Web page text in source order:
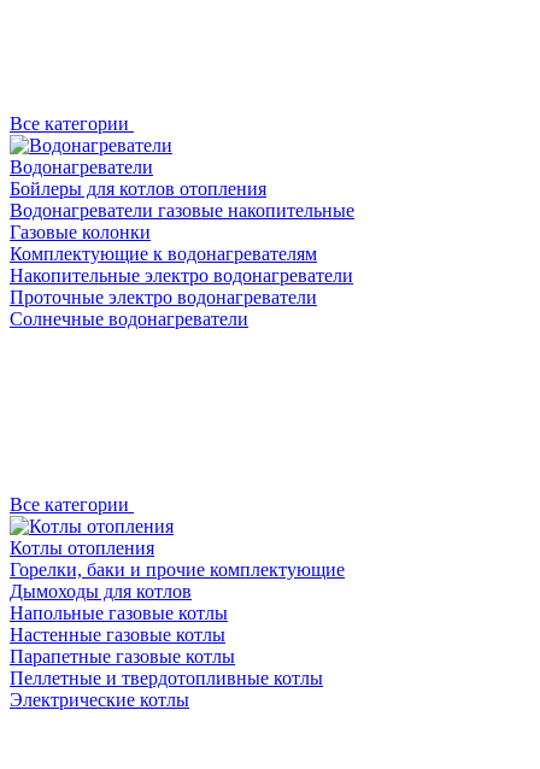
Все категории
Водонагреватели
Бойлеры для котлов отопления
Водонагреватели газовые накопительные
Газовые колонки
Комплектующие к водонагревателям
Накопительные электро водонагреватели
Проточные электро водонагреватели
Солнечные водонагреватели
Все категории
Котлы отопления
Горелки, баки и прочие комплектующие
Дымоходы для котлов
Напольные газовые котлы
Настенные газовые котлы
Парапетные газовые котлы
Пеллетные и твердотопливные котлы
Электрические котлы